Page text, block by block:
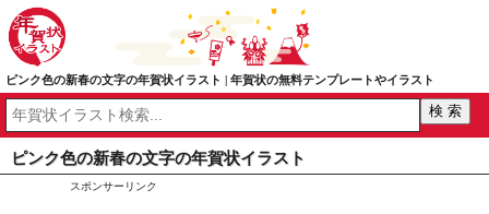
ピンク色の新春の文字の年賀状イラスト | 年賀状の無料テンプレートやイラスト
ピンク色の新春の文字の年賀状イラスト
スポンサーリンク